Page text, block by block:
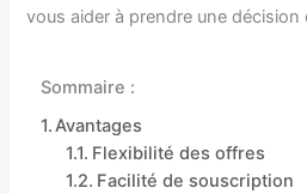
vous aider à prendre une décision
Sommaire :
Avantages
Flexibilité des offres
Facilité de souscription